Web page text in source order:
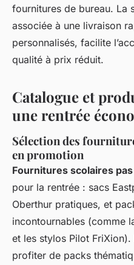
fournitures de bureau. La
associée à une livraison
personnalisés, facilite
qualité à prix réduit.
Catalogue et
une rentrée
Sélection des
en promotion
Fournitures scolaires
pour la rentrée : sacs
Oberthur pratiques, et
incontournables (comme
et les stylos Pilot
profiter de packs